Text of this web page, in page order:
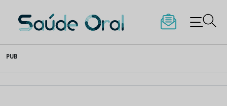
to
content
Saúde Oral
PUB